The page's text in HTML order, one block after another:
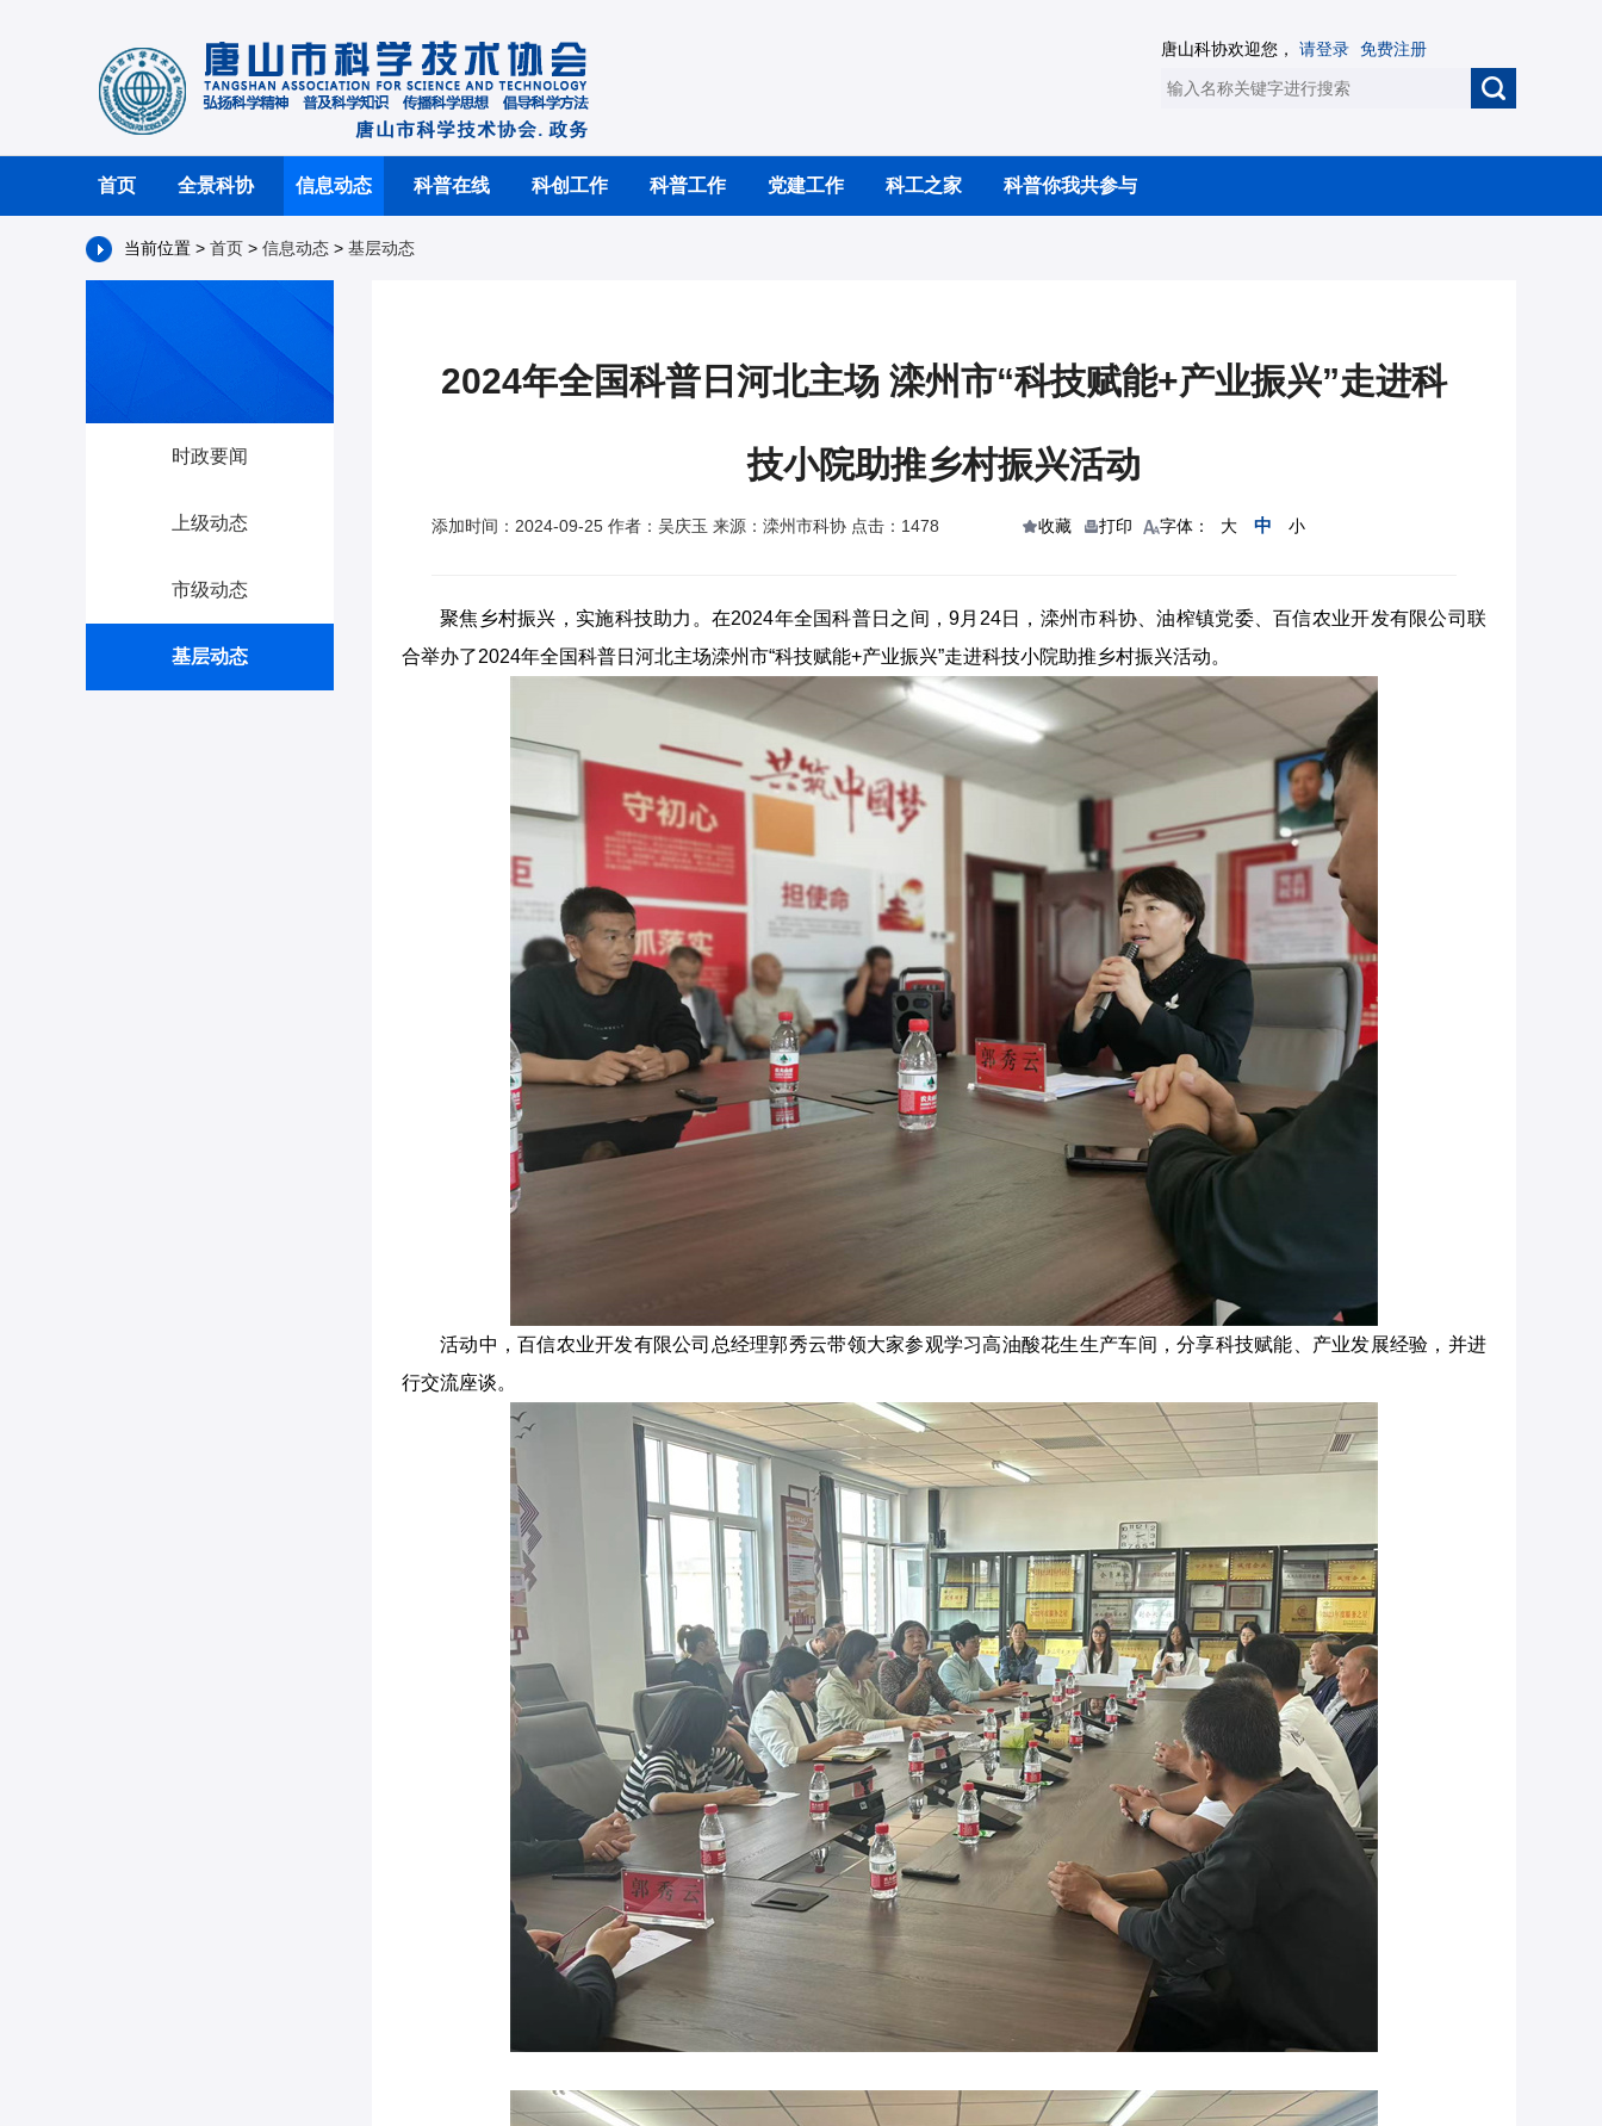
唐山科协欢迎您， 请登录 免费注册
首页 全景科协 信息动态 科普在线 科创工作 科普工作 党建工作 科工之家 科普你我共参与
当前位置 > 首页 > 信息动态 > 基层动态
时政要闻
上级动态
市级动态
基层动态
2024年全国科普日河北主场 滦州市“科技赋能+产业振兴”走进科
技小院助推乡村振兴活动
添加时间：2024-09-25 作者：吴庆玉 来源：滦州市科协 点击：1478 收藏 打印 字体： 大 中 小
聚焦乡村振兴，实施科技助力。在2024年全国科普日之间，9月24日，滦州市科协、油榨镇党委、百信农业开发有限公司联
合举办了2024年全国科普日河北主场滦州市“科技赋能+产业振兴”走进科技小院助推乡村振兴活动。
活动中，百信农业开发有限公司总经理郭秀云带领大家参观学习高油酸花生生产车间，分享科技赋能、产业发展经验，并进
行交流座谈。